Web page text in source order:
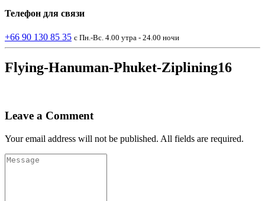
Телефон для связи
+66 90 130 85 35 с Пн.-Вс. 4.00 утра - 24.00 ночи
Flying-Hanuman-Phuket-Ziplining16
Leave a Comment
Your email address will not be published. All fields are required.